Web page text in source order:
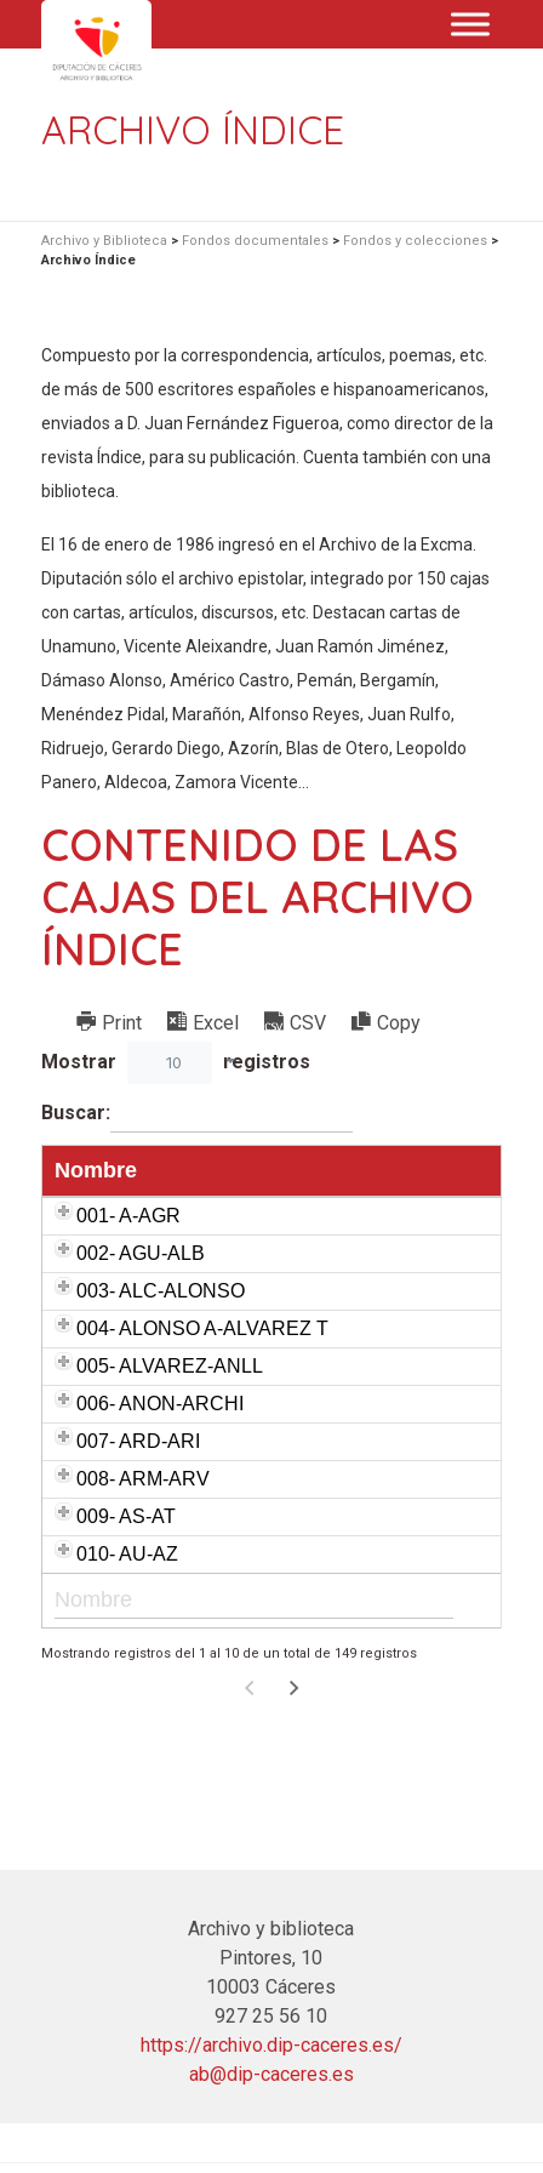
ARCHIVO ÍNDICE
Archivo y Biblioteca > Fondos documentales> Fondos y colecciones>
Archivo Índice
Compuesto por la correspondencia, artículos, poemas, etc.
de más de 500 escritores españoles e hispanoamericanos,
enviados a D. Juan Fernández Figueroa, como director de la
revista Índice, para su publicación. Cuenta también con una
biblioteca.
El 16 de enero de 1986 ingresó en el Archivo de la Excma.
Diputación sólo el archivo epistolar, integrado por 150 cajas
con cartas, artículos, discursos, etc. Destacan cartas de
Unamuno, Vicente Aleixandre, Juan Ramón Jiménez,
Dámaso Alonso, Américo Castro, Pemán, Bergamín,
Menéndez Pidal, Marañón, Alfonso Reyes, Juan Rulfo,
Ridruejo, Gerardo Diego, Azorín, Blas de Otero, Leopoldo
Panero, Aldecoa, Zamora Vicente…
CONTENIDO DE LAS
CAJAS DEL ARCHIVO
ÍNDICE
Print Excel CSV
Copy
Mostrar
10 registros
Buscar:
Nombre
001- A-AGR
002- AGU-ALB
003- ALC-ALONSO
004- ALONSO A-ALVAREZ T
005- ALVAREZ-ANLL
006- ANON-ARCHI
007- ARD-ARI
008- ARM-ARV
009- AS-AT
010- AU-AZ
Mostrando registros del 1 al 10 de un total de 149 registros
Archivo y biblioteca
Pintores, 10
10003 Cáceres
927 25 56 10
https://archivo.dip-caceres.es/
ab@dip-caceres.es